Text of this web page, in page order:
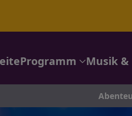
Programm Musik &
Abenteuer auf zwei